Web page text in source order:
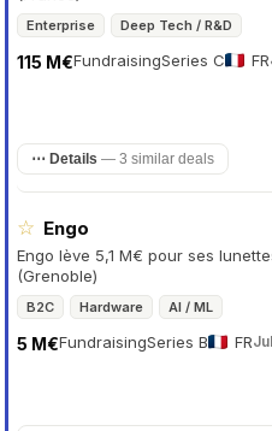
Enterprise Deep Tech / R&D
Fundraising
115 M€ Series C FR
⋯ Details — 3 similar deals
☆ Engo
Engo lève 5,1 M€ pour ses
(Grenoble)
B2C Hardware AI / ML
Fundraising
5 M€ Series B FR